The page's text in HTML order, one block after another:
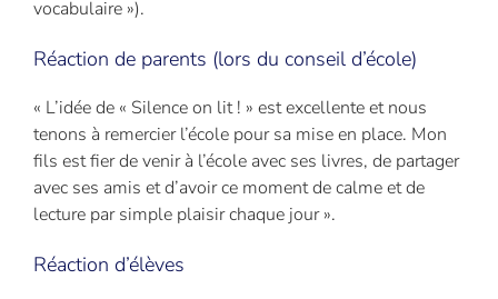
vocabulaire »).
Réaction de parents (lors du conseil d’école)
« L’idée de « Silence on lit ! » est excellente et nous
tenons à remercier l’école pour sa mise en place. Mon
fils est fier de venir à l’école avec ses livres, de partager
avec ses amis et d’avoir ce moment de calme et de
lecture par simple plaisir chaque jour ».
Réaction d’élèves